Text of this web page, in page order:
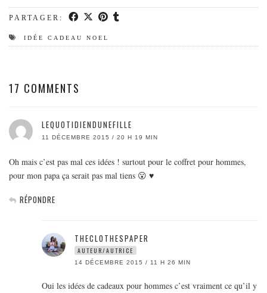
PARTAGER:
IDÉE CADEAU NOEL
17 COMMENTS
LEQUOTIDIENDUNEFILLE
11 DÉCEMBRE 2015 / 20 H 19 MIN
Oh mais c’est pas mal ces idées ! surtout pour le coffret pour hommes,
pour mon papa ça serait pas mal tiens 😮 ♥
RÉPONDRE
THECLOTHESPAPER
AUTEUR/AUTRICE
14 DÉCEMBRE 2015 / 11 H 26 MIN
Oui les idées de cadeaux pour hommes c’est vraiment ce qu’il y